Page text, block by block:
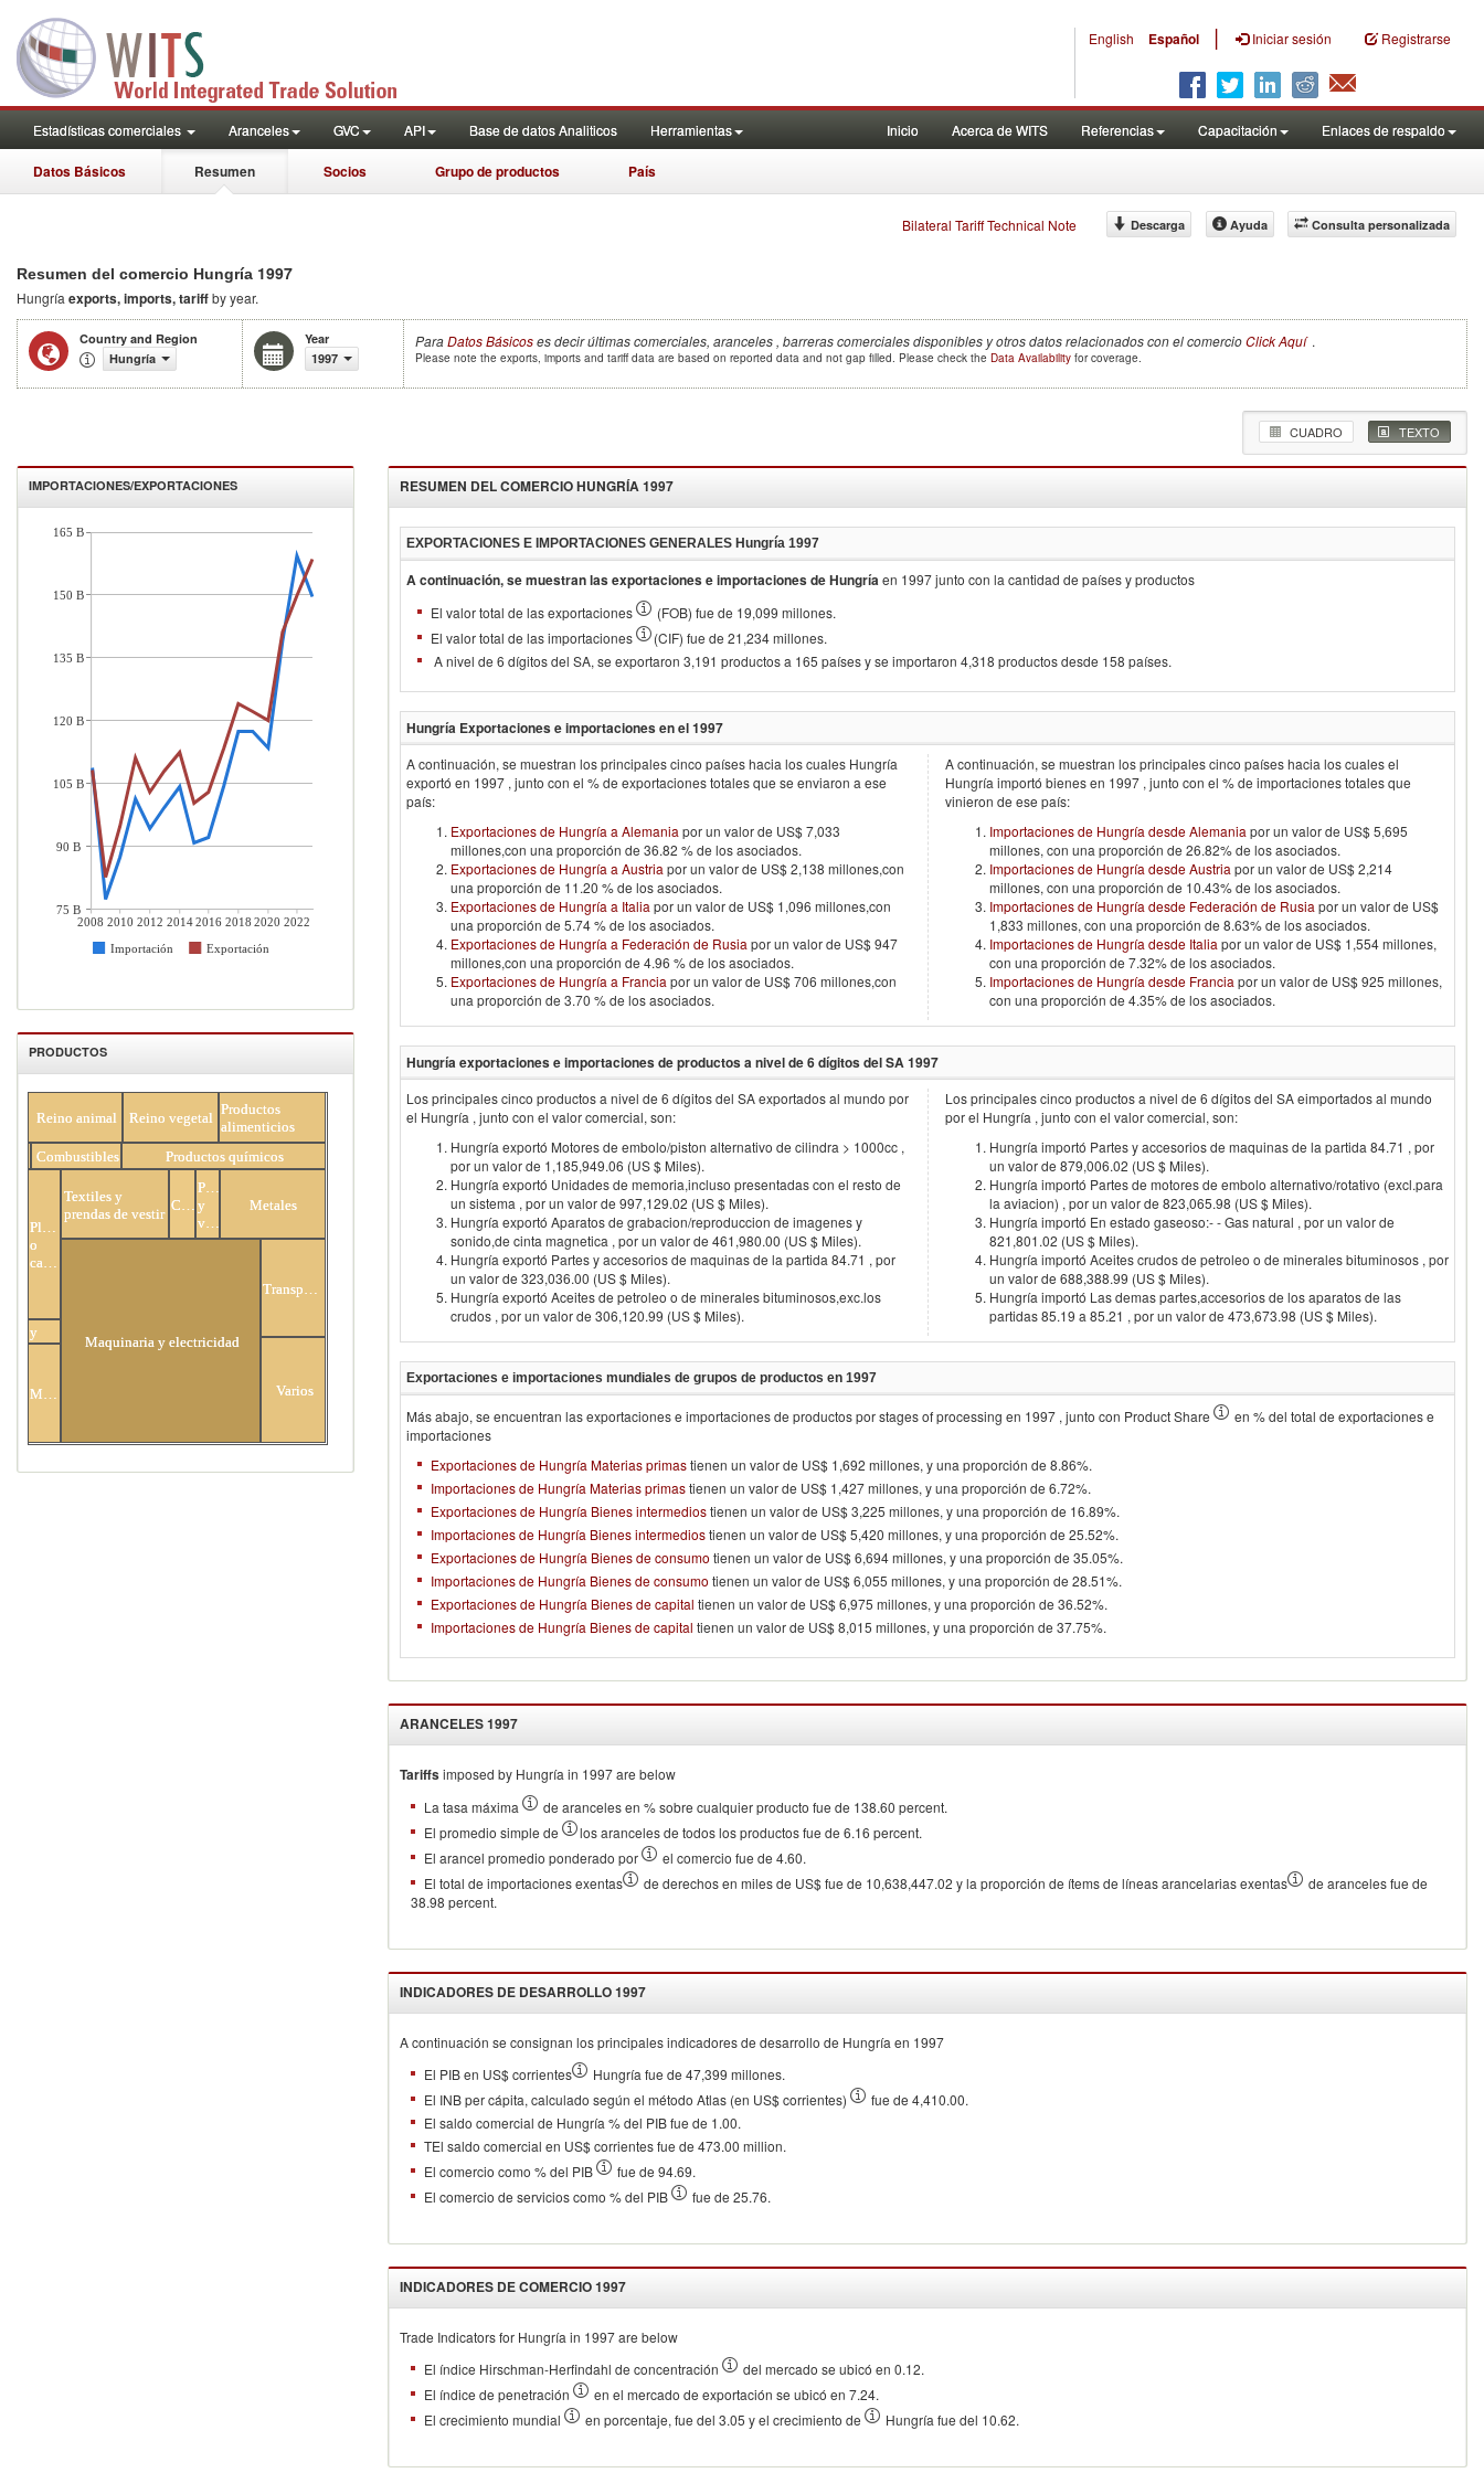
English Español | Iniciar sesión Registrarse
Estadísticas comerciales Aranceles GVC API Base de datos Analiticos Herramientas Inicio Acerca de WITS Referencias Capacitación Enlaces de respaldo
Datos Básicos Resumen Socios Grupo de productos País
Bilateral Tariff Technical Note Consulta personalizada
Descarga Ayuda
Resumen del comercio Hungría 1997
Hungría exports, imports, tariffby year.
Country and Region
Hungría
Year
1997
ParaDatos Básicoses decir últimas comerciales, aranceles , barreras comerciales disponibles y otros datos relacionados con el comercioClick Aquí .
Please note the exports, imports and tariff data are based on reported data and not gap filled. Please check the Data Availability for coverage.
CUADRO TEXTO
IMPORTACIONES/EXPORTACIONES
2008 2010 2012 20142016 2018 2020 2022
Importación
Exportación
165 B
150 B
135 B
120 B
105 B
90 B
75 B
PRODUCTOS
All Products
Reino animal Reino vegetal
Productos
alimenticios
Minerales
Combustibles Productos químicos
Plástico
o
caucho
y
pieles
Textiles y
prendas de vestir
Piedras
y
vidrio
Metales
Maquinaria y electricidad
Varios
RESUMEN DEL COMERCIOHUNGRÍA 1997
EXPORTACIONES E IMPORTACIONES GENERALES Hungría 1997
A continuación, se muestran las exportaciones e importaciones deHungríaen 1997junto con la cantidad de países y productos
El valor total de las exportaciones
(FOB) fue de 19,099 millones.
El valor total de las importaciones
(CIF) fue de 21,234 millones.
A nivel de 6 dígitos del SA, se exportaron 3,191 productos a 165 países y se importaron 4,318 productos desde 158 países.
Hungría Exportaciones e importaciones en el1997
A continuación, se muestran los principales cinco países hacia los cuales Hungría
exportó en 1997 , junto con el % de exportaciones totales que se enviaron a ese
país:
Exportaciones de Hungría a Alemania por un valor de US$ 7,033
millones,con una proporción de 36.82 % de los asociados.
Exportaciones de Hungría a Austria por un valor de US$ 2,138 millones,con
una proporción de 11.20 % de los asociados.
Exportaciones de Hungría a Italia por un valor de US$ 1,096 millones,con
una proporción de 5.74 % de los asociados.
Exportaciones de Hungría a Federación de Rusia por un valor de US$ 947
millones,con una proporción de 4.96 % de los asociados.
Exportaciones de Hungría a Francia por un valor de US$ 706 millones,con
una proporción de 3.70 % de los asociados.
A continuación, se muestran los principales cinco países hacia los cuales el
Hungría importó bienes en 1997 , junto con el % de importaciones totales que
vinieron de ese país:
Importaciones de Hungría desde Alemania por un valor de US$ 5,695
millones, con una proporción de 26.82% de los asociados.
Importaciones de Hungría desde Austria por un valor de US$ 2,214
millones, con una proporción de 10.43% de los asociados.
Importaciones de Hungría desde Federación de Rusia por un valor de US$
1,833 millones, con una proporción de 8.63% de los asociados.
Importaciones de Hungría desde Italia por un valor de US$ 1,554 millones,
con una proporción de 7.32% de los asociados.
Importaciones de Hungría desde Francia por un valor de US$ 925 millones,
con una proporción de 4.35% de los asociados.
Hungríaexportaciones e importaciones de productos a nivel de 6 dígitos del SA1997
Los principales cinco productos a nivel de 6 dígitos del SA exportados al mundo por
el Hungría , junto con el valor comercial, son:
Hungría exportó Motores de embolo/piston alternativo de cilindra > 1000cc ,
por un valor de 1,185,949.06 (US $ Miles).
Hungría exportó Unidades de memoria,incluso presentadas con el resto de
un sistema , por un valor de 997,129.02 (US $ Miles).
Hungría exportó Aparatos de grabacion/reproduccion de imagenes y
sonido,de cinta magnetica , por un valor de 461,980.00 (US $ Miles).
Hungría exportó Partes y accesorios de maquinas de la partida 84.71 , por
un valor de 323,036.00 (US $ Miles).
Hungría exportó Aceites de petroleo o de minerales bituminosos,exc.los
crudos , por un valor de 306,120.99 (US $ Miles).
Los principales cinco productos a nivel de 6 dígitos del SA eimportados al mundo
por el Hungría , junto con el valor comercial, son:
Hungría importó Partes y accesorios de maquinas de la partida 84.71 , por
un valor de 879,006.02 (US $ Miles).
Hungría importó Partes de motores de embolo alternativo/rotativo (excl.para
la aviacion) , por un valor de 823,065.98 (US $ Miles).
Hungría importó En estado gaseoso:- - Gas natural , por un valor de
821,801.02 (US $ Miles).
Hungría importó Aceites crudos de petroleo o de minerales bituminosos , por
un valor de 688,388.99 (US $ Miles).
Hungría importó Las demas partes,accesorios de los aparatos de las
partidas 85.19 a 85.21 , por un valor de 473,673.98 (US $ Miles).
Exportaciones e importaciones mundiales de grupos de productos en 1997
Más abajo, se encuentran las exportaciones e importaciones de productos por stages of processing en 1997 , junto con Product Share
en % del total de exportaciones e
importaciones
Exportaciones de Hungría Materias primastienen un valor de US$ 1,692 millones, y una proporción de 8.86%.
Importaciones de Hungría Materias primastienen un valor de US$ 1,427 millones, y una proporción de 6.72%.
Exportaciones de Hungría Bienes intermediostienen un valor de US$ 3,225 millones, y una proporción de 16.89%.
Importaciones de Hungría Bienes intermediostienen un valor de US$ 5,420 millones, y una proporción de 25.52%.
Exportaciones de Hungría Bienes de consumo tienen un valor de US$ 6,694 millones, y una proporción de 35.05%.
Importaciones de Hungría Bienes de consumo tienen un valor de US$ 6,055 millones, y una proporción de 28.51%.
Exportaciones de Hungría Bienes de capital tienen un valor de US$ 6,975 millones, y una proporción de 36.52%.
Importaciones de Hungría Bienes de capital tienen un valor de US$ 8,015 millones, y una proporción de 37.75%.
ARANCELES1997
Tariffsimposed by Hungría in 1997 are below
La tasa máxima
de aranceles en % sobre cualquier producto fue de 138.60 percent.
El promedio simple de
los aranceles de todos los productos fue de 6.16 percent.
El arancel promedio ponderado por
el comercio fue de 4.60.
El total de importaciones exentas
de derechos en miles de US$ fue de 10,638,447.02 y la proporción de ítems de líneas arancelarias exentas
de aranceles fue de
38.98 percent.
INDICADORES DE DESARROLLO1997
A continuación se consignan los principales indicadores de desarrollo de Hungría en 1997
El PIB en US$ corrientes
Hungría fue de 47,399 millones.
El INB per cápita, calculado según el método Atlas (en US$ corrientes)
fue de 4,410.00.
El saldo comercial de Hungría % del PIB fue de 1.00.
TEl saldo comercial en US$ corrientes fue de 473.00 million.
El comercio como % del PIB
fue de 94.69.
El comercio de servicios como % del PIB
fue de 25.76.
INDICADORES DE COMERCIO1997
Trade Indicators for Hungría in 1997are below
El índice Hirschman-Herfindahl de concentración
del mercado se ubicó en 0.12.
El índice de penetración
en el mercado de exportación se ubicó en 7.24.
El crecimiento mundial
en porcentaje, fue del 3.05 y el crecimiento de Hungría fue del 10.62.